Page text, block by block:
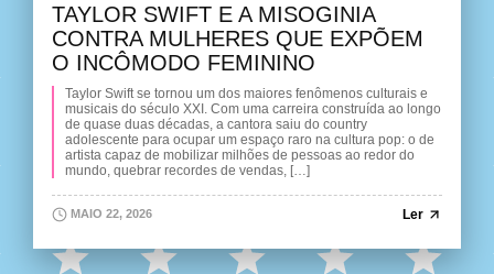
TAYLOR SWIFT E A MISOGINIA
CONTRA MULHERES QUE EXPÕEM
O INCÔMODO FEMININO
Taylor Swift se tornou um dos maiores fenômenos culturais e
musicais do século XXI. Com uma carreira construída ao longo
de quase duas décadas, a cantora saiu do country
adolescente para ocupar um espaço raro na cultura pop: o de
artista capaz de mobilizar milhões de pessoas ao redor do
mundo, quebrar recordes de vendas, […]
MAIO 22, 2026 Ler